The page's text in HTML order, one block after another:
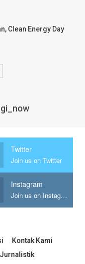
Clean Energy Day
Twitter
Join us on Twitter
Instagram
Join us on Instagram
Kontak Kami